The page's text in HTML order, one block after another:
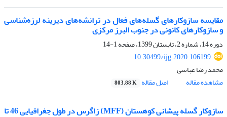
مقایسه سازوکارهای گسله‌های فعال در ترانشه‌های دیرینه لرزه‌شناسی
و سازوکارهای کانونی در جنوب البرز مرکزی
دوره 14، شماره 2، تابستان 1399، صفحه
1-14
10.30499/ijg.2020.106199
محمد رضا عباسی
مشاهده مقاله
اصل مقاله 803.88 K
سازوکار گسله پیشانی کوهستان (MFF) زاگرس در طول جغرافیایی 46 تا